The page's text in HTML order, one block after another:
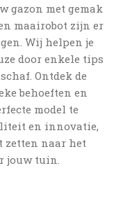
gazon met gemak
maairobot zijn er
Wij helpen je
door enkele tips
Ontdek de
behoeften en
model te
en innovatie,
zetten naar het
jouw tuin.